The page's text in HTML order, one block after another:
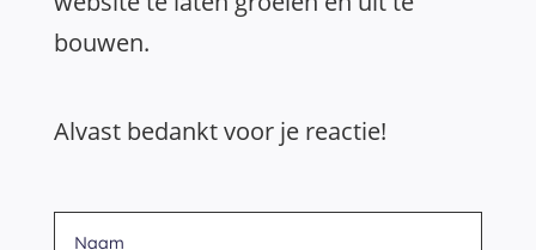
bouwen.
Alvast bedankt voor je reactie!